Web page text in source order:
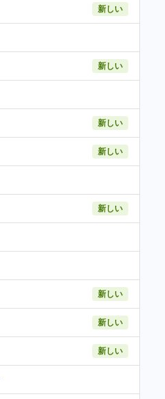
新しい
新しい
新しい
新しい
新しい
新しい
新しい
新しい